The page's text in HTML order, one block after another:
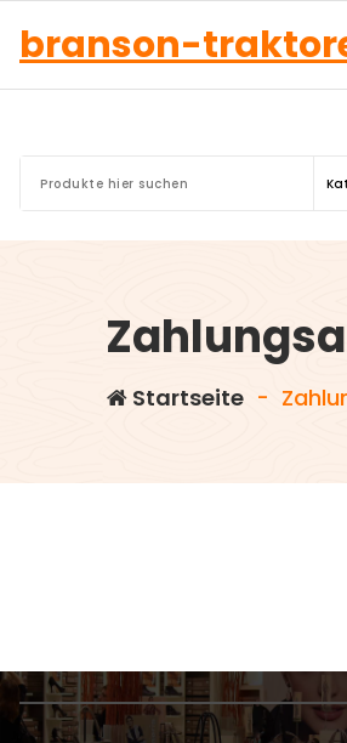
Inhalt
springen
branson-
Startseite-